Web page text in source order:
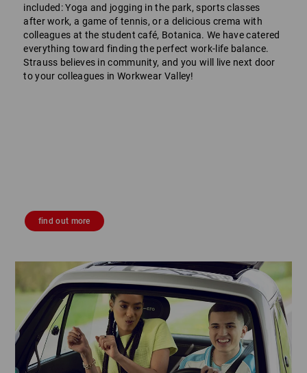
included: Yoga and jogging in the park, sports classes
after work, a game of tennis, or a delicious crema with
colleagues at the student café, Botanica. We have catered
everything toward finding the perfect work-life balance.
Strauss believes in community, and you will live next door
to your colleagues in Workwear Valley!
find out more